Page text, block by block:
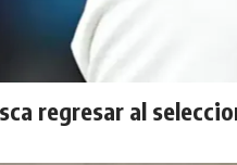
regresar al